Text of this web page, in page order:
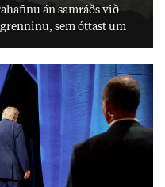
án sam­ráðs við
sem ótt­ast um